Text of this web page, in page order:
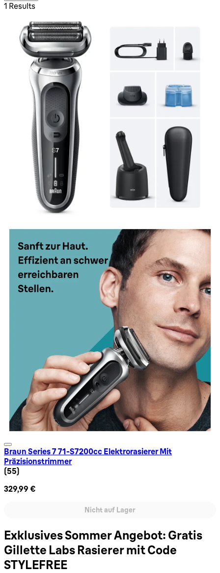
1 Results
Braun Series 7 71-S7200cc Elektrorasierer Mit
Präzisionstrimmer
4.47 Sternbewertung basierend auf 55 Bewertungen
(55)
329,99 €
Nicht auf Lager
Exklusives Sommer Angebot: Gratis
Gillette Labs Rasierer mit Code
STYLEFREE